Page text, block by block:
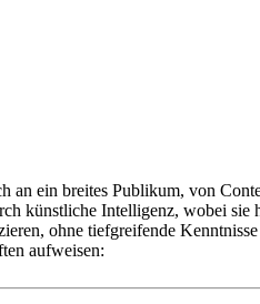
an ein breites Publikum, von
künstliche Intelligenz, wobei sie
ohne tiefgreifende
aufweisen: